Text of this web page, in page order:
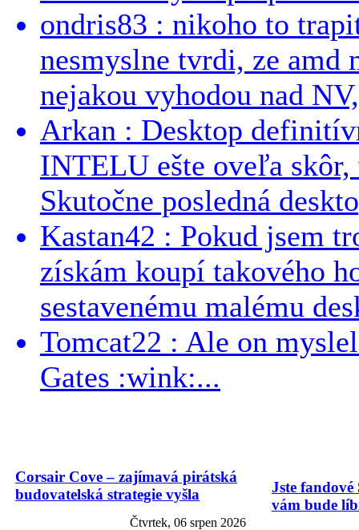
ondris83 : nikoho to
nesmyslne tvrdi, ze
nejakou vyhodou nad
Arkan : Desktop
INTELU ešte oveľa
Skutočne posledná
Kastan42 : Pokud jsem
získám koupí takového
sestavenému malému
Tomcat22 : Ale on
Gates :wink:...
Corsair Cove – zajímavá pirátská
budovatelská strategie vyšla
Čtvrtek, 06 srpen 2026
Jste
vám bude